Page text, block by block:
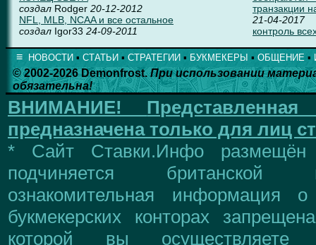
создал Rodger 20-12-2012
NFL, MLB, NCAA и все остальное
создал Igor33 24-09-2011
транзакции
21-04-2017
контроль
≡ НОВОСТИ ▪ СТАТЬИ ▪ СТРАТЕГИИ ▪ БУКМЕКЕРЫ ▪ ОБЩЕНИЕ ▪
© 2002-2026 Demonfrost.При использовании
обязательна!
ВНИМАНИЕ!
предназначена только для лиц
* Сайт Ставки.Инфо размещён
подчиняется британской
ознакомительная информация
букмекерских конторах
которой вы